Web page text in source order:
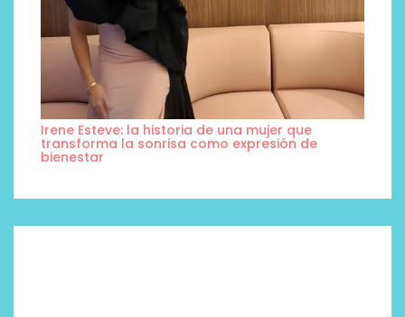
Irene Esteve: la historia de una mujer que
transforma la sonrisa como expresión de
bienestar